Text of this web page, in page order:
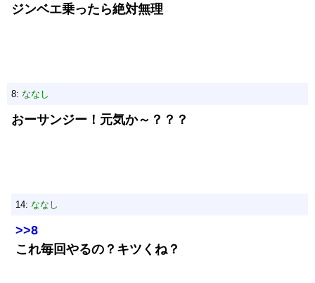
ジンベエ乗ったら絶対無理
8: ななし
おーサンジー！元気か～？？？
14: ななし
>>8
これ毎回やるの？キツくね？